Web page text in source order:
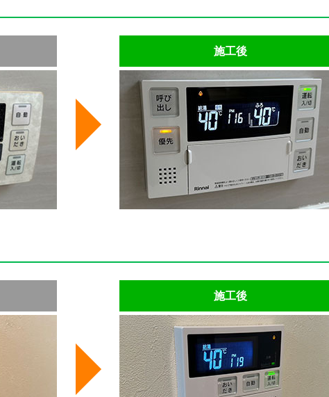
施工後
施工後